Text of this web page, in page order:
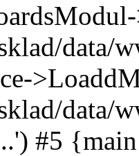
data/
data/
#5